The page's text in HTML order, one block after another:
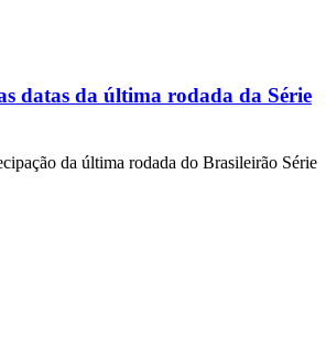
datas da última rodada da Série
da última rodada do Brasileirão Série